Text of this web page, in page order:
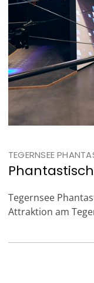
TEGERNSEE
Tegernsee
Attraktion am